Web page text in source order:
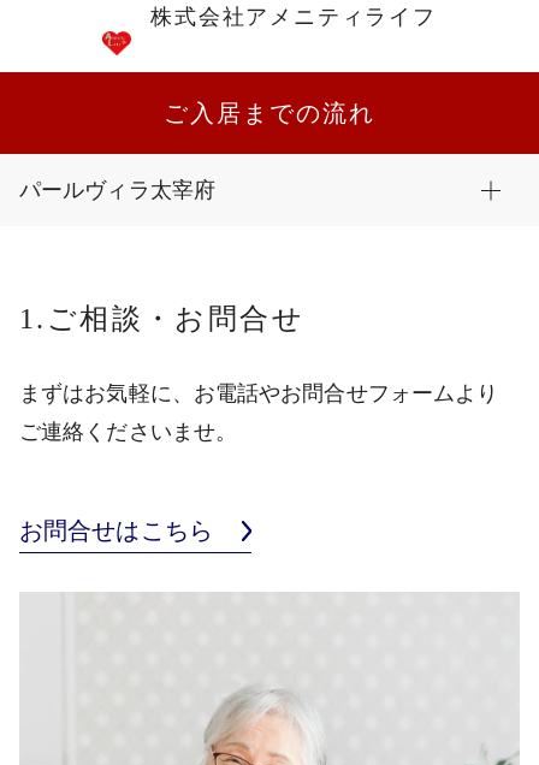
株式会社アメニティライフ
パールヴィラ太宰府
ご入居までの流れ
1.ご相談・お問合せ
まずはお気軽に、お電話やお問合せフォームより
ご連絡くださいませ。
お問合せはこちら